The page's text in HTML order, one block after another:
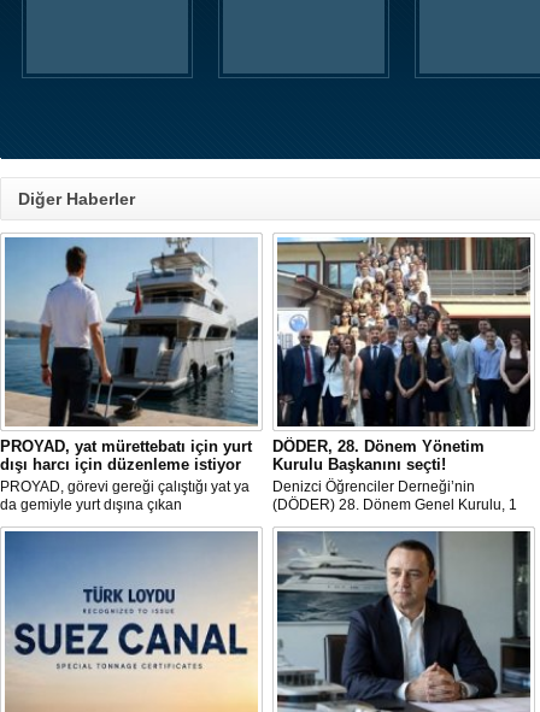
Diğer Haberler
PROYAD, yat mürettebatı için yurt
dışı harcı için düzenleme istiyor
PROYAD, görevi gereği çalıştığı yat ya
da gemiyle yurt dışına çıkan
gemiadamlarının yurt dışı çıkış
DÖDER, 28. Dönem Yönetim
Kurulu Başkanını seçti!
Denizci Öğrenciler Derneği’nin
(DÖDER) 28. Dönem Genel Kurulu, 1
Ağustos Cumartesi günü Türkiye Gemi
Sanayicileri Birliği (GİSBİR) ev
sahipliğinde gerçekleştirildi.